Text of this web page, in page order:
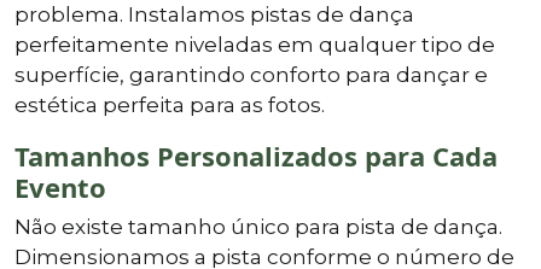
problema. Instalamos pistas de dança
perfeitamente niveladas em qualquer tipo de
superfície, garantindo conforto para dançar e
estética perfeita para as fotos.
Tamanhos Personalizados para Cada
Evento
Não existe tamanho único para pista de dança.
Dimensionamos a pista conforme o número de